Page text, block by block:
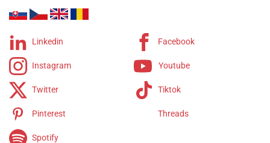
Linkedin Facebook
Instagram Youtube
Twitter Tiktok
Pinterest Threads
Spotify